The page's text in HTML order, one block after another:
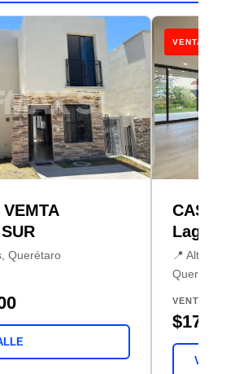
Querétaro
VENTA
CASA
Lago
📍
Querétaro
VENTA
VER